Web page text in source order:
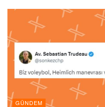
GÜNDEM